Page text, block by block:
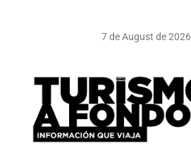
7 de August de 2026